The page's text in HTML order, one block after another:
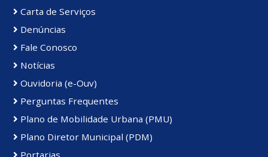
Carta de Serviços
Denúncias
Fale Conosco
Notícias
Ouvidoria (e-Ouv)
Perguntas Frequentes
Plano de Mobilidade Urbana (PMU)
Plano Diretor Municipal (PDM)
Portarias